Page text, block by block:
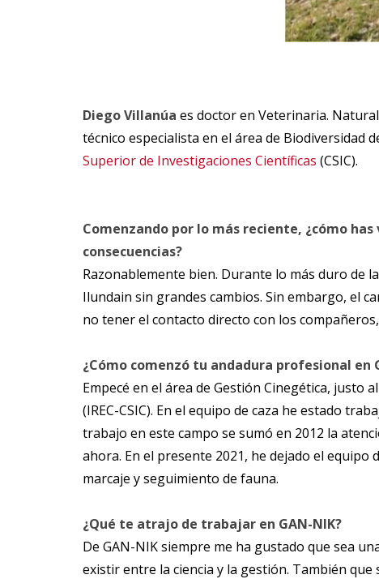
Diego Villanúa es doctor en Veterinaria.
técnico especialista en el área de Biodiversidad
Superior de Investigaciones Científicas (CSIC).
Comenzando por lo más reciente, ¿cómo
consecuencias?
Razonablemente bien. Durante lo más duro de
Ilundain sin grandes cambios. Sin embargo, el
no tener el contacto directo con los
¿Cómo comenzó tu andadura profesional en
Empecé en el área de Gestión Cinegética,
(IREC-CSIC). En el equipo de caza he estado
trabajo en este campo se sumó en 2012 la
ahora. En el presente 2021, he dejado el
marcaje y seguimiento de fauna.
¿Qué te atrajo de trabajar en GAN-NIK?
De GAN-NIK siempre me ha gustado que sea
existir entre la ciencia y la gestión. También